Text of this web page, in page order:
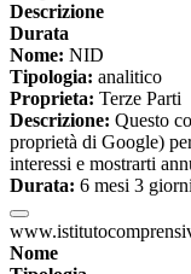
Descrizione
Durata
Nome: NID
Tipologia: analitico
Proprieta: Terze Parti
Descrizione: Questo
proprietà di Google)
interessi e mostrarti
Durata: 6 mesi 3 giorni
Nome